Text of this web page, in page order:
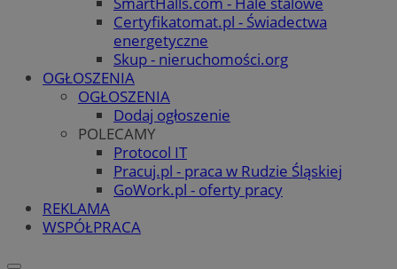
Certyfikatomat.pl - Świadectwa
energetyczne
Skup - nieruchomości.org
OGŁOSZENIA
OGŁOSZENIA
Dodaj ogłoszenie
POLECAMY
Protocol IT
Pracuj.pl - praca w Rudzie Śląskiej
GoWork.pl - oferty pracy
REKLAMA
WSPÓŁPRACA